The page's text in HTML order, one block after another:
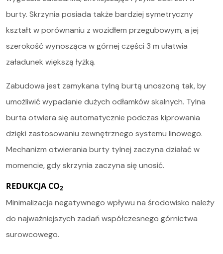
burty. Skrzynia posiada także bardziej symetryczny
kształt w porównaniu z wozidłem przegubowym, a jej
szerokość wynosząca w górnej części 3 m ułatwia
załadunek większą łyżką.
Zabudowa jest zamykana tylną burtą unoszoną tak, by
umożliwić wypadanie dużych odłamków skalnych. Tylna
burta otwiera się automatycznie podczas kiprowania
dzięki zastosowaniu zewnętrznego systemu linowego.
Mechanizm otwierania burty tylnej zaczyna działać w
momencie, gdy skrzynia zaczyna się unosić.
REDUKCJA CO2
Minimalizacja negatywnego wpływu na środowisko należy
do najważniejszych zadań współczesnego górnictwa
surowcowego.